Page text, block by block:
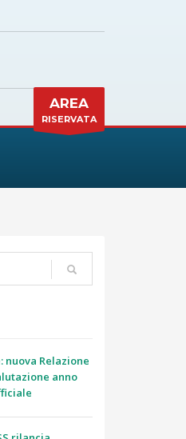
AREA
RISERVATA
Relazione
anno